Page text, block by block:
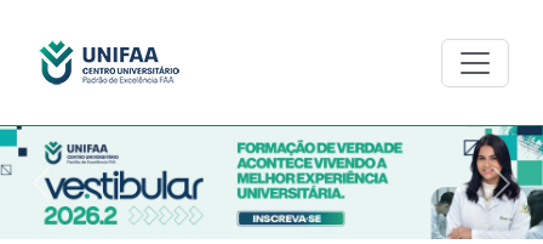
Anterior